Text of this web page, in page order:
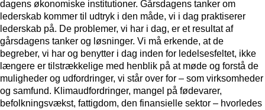
dagens økonomiske institutioner. Gårsdagens tanker om
lederskab kommer til udtryk i den måde, vi i dag praktiserer
lederskab på. De problemer, vi har i dag, er et resultat af
gårsdagens tanker og løsninger. Vi må erkende, at de
begreber, vi har og benytter i dag inden for ledelsesfeltet, ikke
længere er tilstrækkelige med henblik på at møde og forstå de
muligheder og udfordringer, vi står over for – som virksomheder
og samfund. Klimaudfordringer, mangel på fødevarer,
befolkningsvækst, fattigdom, den finansielle sektor – hvorledes